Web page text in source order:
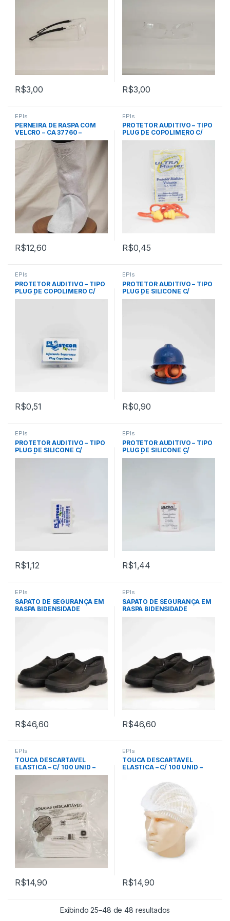
R$3,00 R$3,00
EPIs
PERNEIRA DE RASPA COM
VELCRO – CA 37760 –
MARELUVAS
R$12,60
EPIs
PROTETOR AUDITIVO – TIPO
PLUG DE COPOLIMERO C/
CORDÃO DE ALGODÃO – CA
(visitante)
R$0,45
EPIs
PROTETOR AUDITIVO – TIPO
PLUG DE COPOLIMERO C/
CORDÃO DE PVC – CA 18190 –
R$0,51
EPIs
PROTETOR AUDITIVO – TIPO
PLUG DE SILICONE C/
CORDÃO – CA 14470 –
R$0,90
EPIs
PROTETOR AUDITIVO – TIPO
PLUG DE SILICONE C/
CORDÃO – CA 18189 –
R$1,12
EPIs
PROTETOR AUDITIVO – TIPO
PLUG DE SILICONE C/
CORDÃO DE ALGODÃO – CA
R$1,44
EPIs
SAPATO DE SEGURANÇA EM
RASPA BIDENSIDADE
R$46,60
EPIs
SAPATO DE SEGURANÇA EM
RASPA BIDENSIDADE
R$46,60
EPIs
TOUCA DESCARTAVEL
ELASTICA – C/ 100 UNID –
DESCARPACK
R$14,90
EPIs
TOUCA DESCARTAVEL
ELASTICA – C/ 100 UNID –
R$14,90
Exibindo 25–48 de 48 resultados